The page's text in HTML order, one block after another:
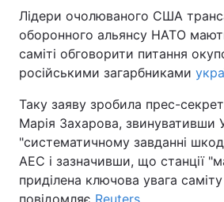
Лідери очолюваного США
оборонного альянсу НАТО
саміті обговорити питання
російськими загарбниками
Таку заяву зробила прес-
Марія Захарова, звинувативши
"систематичному завданні
АЕС і зазначивши, що станції
приділена ключова увага
повідомляє Reuters